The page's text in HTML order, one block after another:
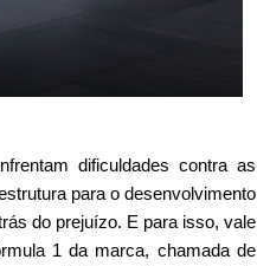
dificuldades contra as
para o desenvolvimento
do prejuízo. E para isso, vale
1 da marca, chamada de